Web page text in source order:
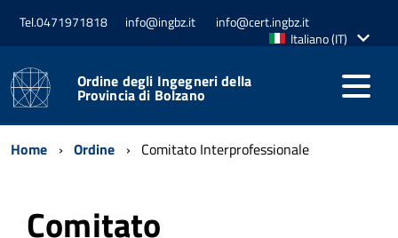
Tel.0471971818 info@ingbz.it
info@cert.ingbz.it
LinguaItaliano (IT)
Ordine degli Ingegneri della
Provincia di Bolzano
Home Ordine Comitato Interprofessionale
Comitato